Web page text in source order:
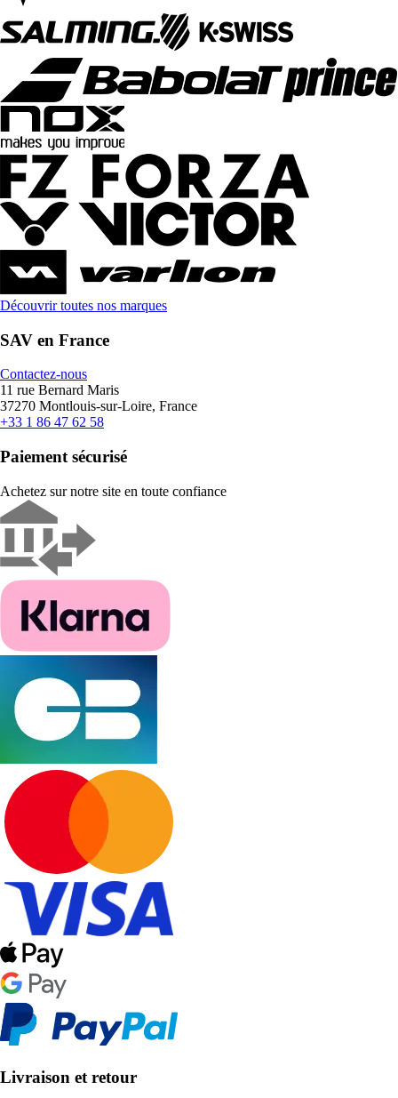
Découvrir toutes nos marques
SAV en France
Contactez-nous
11 rue Bernard Maris
37270 Montlouis-sur-Loire, France
+33 1 86 47 62 58
Paiement sécurisé
Achetez sur notre site en toute confiance
Livraison et retour